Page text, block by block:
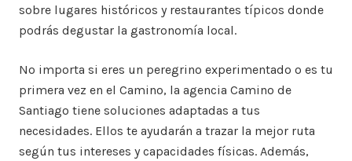
sobre lugares históricos y restaurantes típicos donde
podrás degustar la gastronomía local.
No importa si eres un peregrino experimentado o es tu
primera vez en el Camino, la agencia Camino de
Santiago tiene soluciones adaptadas a tus
necesidades. Ellos te ayudarán a trazar la mejor ruta
según tus intereses y capacidades físicas. Además,